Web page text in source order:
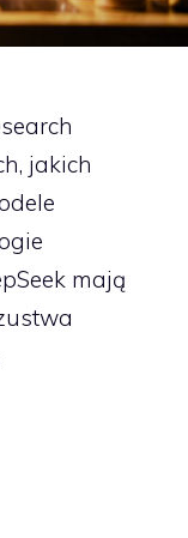
jakich
mają